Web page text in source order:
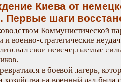
Киева от
Первые шаги
Коммунистической
и военно-стратегические
свои неисчерпаемые
в боевой лагерь,
хозяйства на военный лад была